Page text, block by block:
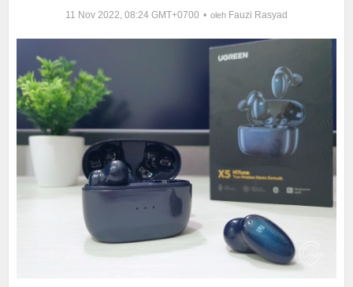
11 Nov 2022, 08:24 GMT+0700 oleh Fauzi Rasyad